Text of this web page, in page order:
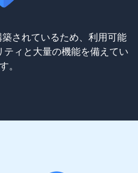
されているため、利用可能
ィと大量の機能を備えてい
。